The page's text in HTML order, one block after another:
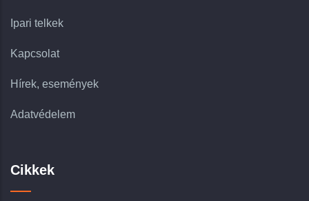
Ipari telkek
Kapcsolat
Hírek, események
Adatvédelem
Cikkek